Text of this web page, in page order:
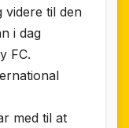
videre til den
i dag
FC.
med til at